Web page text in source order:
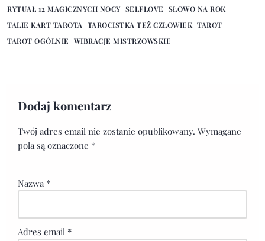
RYTUAŁ 12 MAGICZNYCH NOCY SELFLOVE
SŁOWO NA ROK
TALIE KART TAROTA
TAROCISTKA TEŻ CZŁOWIEK TAROT
TAROT OGÓLNIE
WIBRACJE MISTRZOWSKIE
Dodaj komentarz
Twój adres email nie zostanie opublikowany. Wymagane
pola są oznaczone *
Nazwa *
Adres email *